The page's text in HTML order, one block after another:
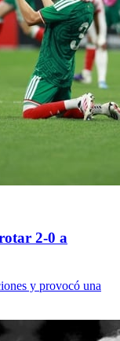
2-0 a
y provocó una